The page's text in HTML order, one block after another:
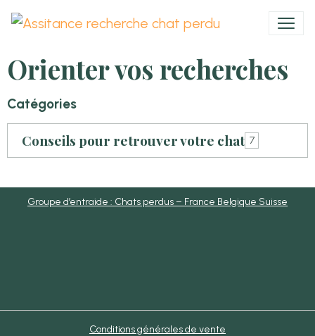
Orienter vos recherches
Catégories
Conseils pour retrouver votre chat 7
Groupe d’entraide : Chats perdus – France Belgique Suisse
Conditions générales de vente